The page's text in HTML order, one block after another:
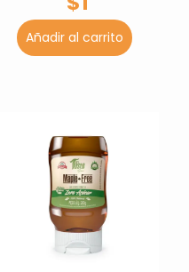
Añadir al carrito